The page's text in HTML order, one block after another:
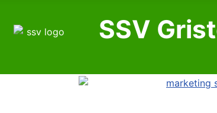
SSV